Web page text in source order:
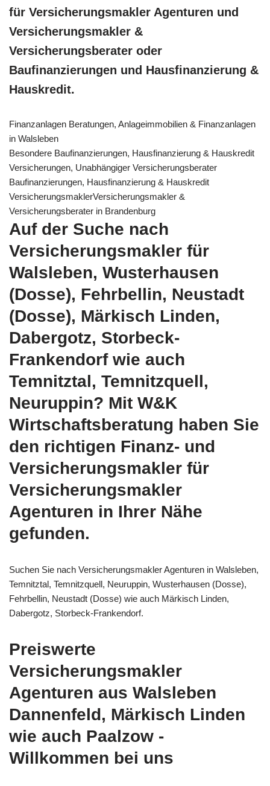
für Versicherungsmakler Agenturen und
Versicherungsmakler &
Versicherungsberater oder
Baufinanzierungen und Hausfinanzierung &
Hauskredit.
Finanzanlagen Beratungen, Anlageimmobilien & Finanzanlagen
in Walsleben
Besondere Baufinanzierungen, Hausfinanzierung & Hauskredit
Versicherungen, Unabhängiger Versicherungsberater
Baufinanzierungen, Hausfinanzierung & Hauskredit
VersicherungsmaklerVersicherungsmakler &
Versicherungsberater in Brandenburg
Auf der Suche nach
Versicherungsmakler für
Walsleben, Wusterhausen
(Dosse), Fehrbellin, Neustadt
(Dosse), Märkisch Linden,
Dabergotz, Storbeck-
Frankendorf wie auch
Temnitztal, Temnitzquell,
Neuruppin? Mit W&K
Wirtschaftsberatung haben Sie
den richtigen Finanz- und
Versicherungsmakler für
Versicherungsmakler
Agenturen in Ihrer Nähe
gefunden.
Suchen Sie nach Versicherungsmakler Agenturen in Walsleben,
Temnitztal, Temnitzquell, Neuruppin, Wusterhausen (Dosse),
Fehrbellin, Neustadt (Dosse) wie auch Märkisch Linden,
Dabergotz, Storbeck-Frankendorf.
Preiswerte
Versicherungsmakler
Agenturen aus Walsleben
Dannenfeld, Märkisch Linden
wie auch Paalzow -
Willkommen bei uns